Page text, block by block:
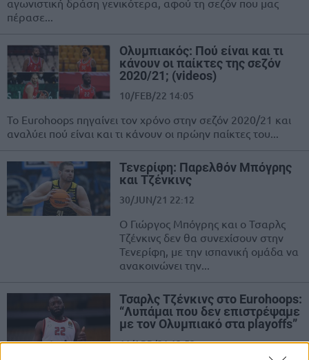
αγωνιστική δράση γενικότερα, αφού τη σεζόν που μας
πέρασε...
Ολυμπιακός: Πού είναι και τι
κάνουν οι παίκτες της σεζόν
2020/21; (videos)
10/FEB/22 14:05
Το Eurohoops πηγαίνει τον χρόνο στην σεζόν 2020/21 και
αναλύει πού είναι και τι κάνουν οι πρώην παίκτες του...
Τενερίφη: Παρελθόν Μπόγρης
και Τζένκινς
30/JUN/21 22:12
Ο Γιώργος Μπόγρης και ο Τσαρλς
Τζένκινς δεν θα συνεχίσουν στην
Τενερίφη, με την ισπανική ομάδα να
ανακοινώνει την...
Τσαρλς Τζένκινς στο Eurohoops:
“Λυπάμαι που δεν επιστρέψαμε
με τον Ολυμπιακό στα playoffs”
11/APR/21 13:53